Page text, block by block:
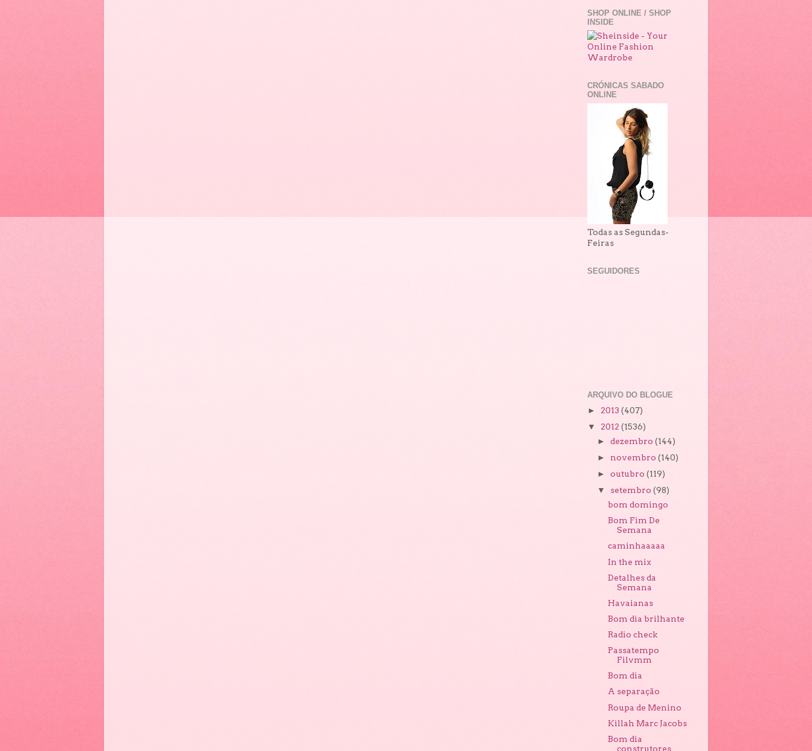
SHOP ONLINE / SHOP
INSIDE
CRÓNICAS SABADO
ONLINE
Todas as Segundas-
Feiras
SEGUIDORES
ARQUIVO DO BLOGUE
► 2013 (407)
▼ 2012 (1536)
►dezembro(144)
► novembro(140)
►outubro(119)
▼ setembro(98)
bom domingo
Bom Fim De
Semana
caminhaaaaa
In the mix
Detalhes da
Semana
Havaianas
Bom dia brilhante
Radio check
Passatempo
Filvmm
Bom dia
A separação
Roupa de Menino
Killah Marc Jacobs
Bom dia
construtores